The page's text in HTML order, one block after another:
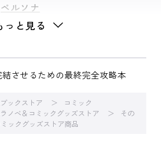
ペルソナ
っと見る
させるための最終完全攻略本
ックストア
コミック
ノベ＆コミックグッズストア
その
ックグッズストア商品